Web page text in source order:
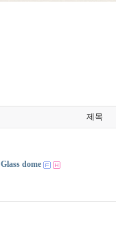
제목
Glass dome